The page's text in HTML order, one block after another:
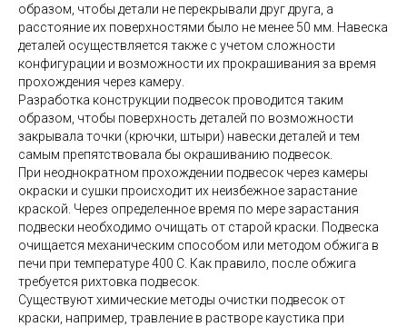
образом, чтобы детали не перекрывали друг друга, а
расстояние их поверхностями было не менее 50 мм. Навеска
деталей осуществляется также с учетом сложности
конфигурации и возможности их прокрашивания за время
прохождения через камеру.
Разработка конструкции подвесок проводится таким
образом, чтобы поверхность деталей по возможности
закрывала точки (крючки, штыри) навески деталей и тем
самым препятствовала бы окрашиванию подвесок.
При неоднократном прохождении подвесок через камеры
окраски и сушки происходит их неизбежное зарастание
краской. Через определенное время по мере зарастания
подвески необходимо очищать от старой краски. Подвеска
очищается механическим способом или методом обжига в
печи при температуре 400 С. Как правило, после обжига
требуется рихтовка подвесок.
Существуют химические методы очистки подвесок от
краски, например, травление в растворе каустика при